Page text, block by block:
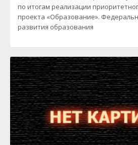
по итогам реализации
проекта «Образование».
развития образования